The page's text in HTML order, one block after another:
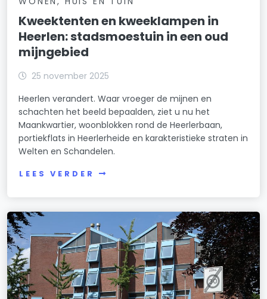
Kweektenten en kweeklampen in
Heerlen: stadsmoestuin in een oud
mijngebied
25 november 2025
Heerlen verandert. Waar vroeger de mijnen en
schachten het beeld bepaalden, ziet u nu het
Maankwartier, woonblokken rond de Heerlerbaan,
portiekflats in Heerlerheide en karakteristieke straten in
Welten en Schandelen.
LEES VERDER